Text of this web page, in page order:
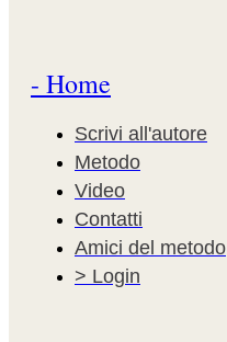
- Home
Scrivi all'autore
Metodo
Video
Contatti
Amici del metodo
> Login